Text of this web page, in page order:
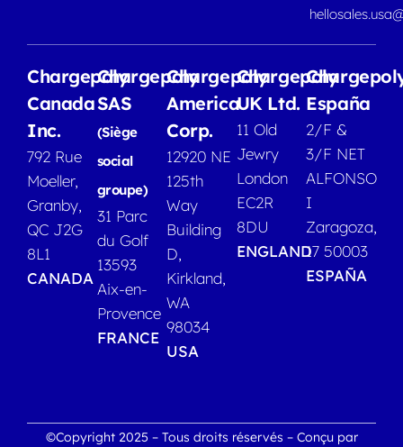
Chargepoly
Canada
Inc.
792 Rue
Moeller,
Granby,
QC J2G
8L1
CANADA
Chargepoly
SAS
(Siège
social
groupe)
31 Parc
du Golf
13593
Aix-en-
Provence
FRANCE
Chargepoly
America
Corp.
12920 NE
125th
Way
Building
D,
Kirkland,
WA
98034
USA
Chargepoly
UK Ltd.
11 Old
Jewry
London
EC2R
8DU
ENGLAND
España
2/F &
3/F NET
ALFONSO
I
Zaragoza,
17 50003
ESPAÑA
©Copyright 2025 – Tous droits réservés – Conçu par